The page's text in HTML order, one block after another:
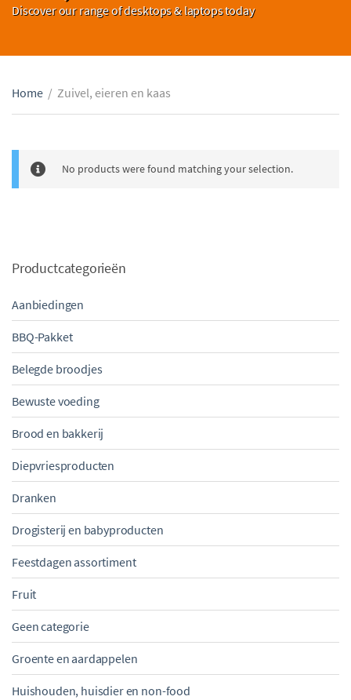
Discover our range of desktops & laptops today
Home / Zuivel, eieren en kaas
No products were found matching your selection.
Productcategorieën
Aanbiedingen
BBQ-Pakket
Belegde broodjes
Bewuste voeding
Brood en bakkerij
Diepvriesproducten
Dranken
Drogisterij en babyproducten
Feestdagen assortiment
Fruit
Geen categorie
Groente en aardappelen
Huishouden, huisdier en non-food